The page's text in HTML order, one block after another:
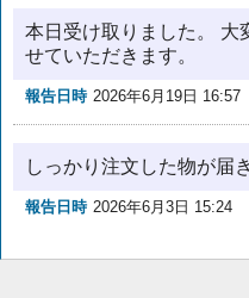
本日受け取りました。 大
せていただきます。
報告日時 2026年6月19日 16:57
しっかり注文した物が届
報告日時 2026年6月3日 15:24